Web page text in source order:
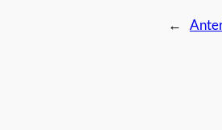
←